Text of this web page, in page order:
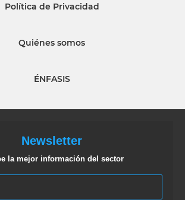
Política de Privacidad
Quiénes somos
ÉNFASIS
Newsletter
la mejor información del sector